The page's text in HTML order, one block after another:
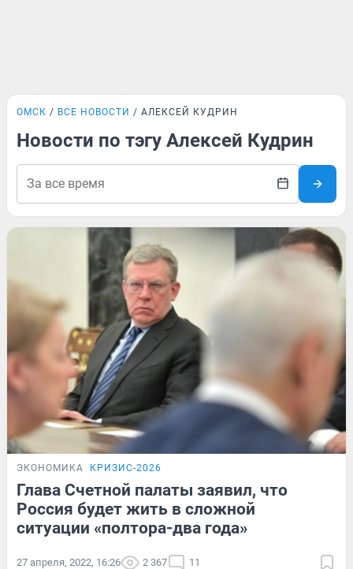
ОМСК ВСЕ НОВОСТИ АЛЕКСЕЙ КУДРИН
Новости по тэгу Алексей Кудрин
ЭКОНОМИКА КРИЗИС-2026
Глава Счетной палаты заявил, что
Россия будет жить в сложной
ситуации «полтора-два года»
27 апреля, 2022, 16:26 2 367 11